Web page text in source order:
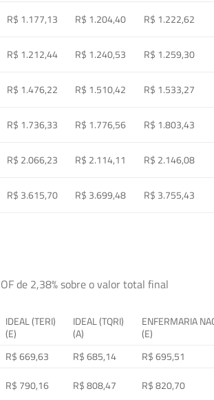
R$ 1.177,13 R$ 1.204,40 R$ 1.222,62
R$ 1.212,44 R$ 1.240,53 R$ 1.259,30
R$ 1.476,22 R$ 1.510,42 R$ 1.533,27
R$ 1.736,33 R$ 1.776,56 R$ 1.803,43
R$ 2.066,23 R$ 2.114,11 R$ 2.146,08
R$ 3.615,70 R$ 3.699,48 R$ 3.755,43
de 2,38% sobre o valor total final
IDEAL (TERI)
(E)
IDEAL (TQRI)
(A)
ENFERMARIA
(E)
R$ 669,63 R$ 685,14 R$ 695,51
R$ 790,16 R$ 808,47 R$ 820,70